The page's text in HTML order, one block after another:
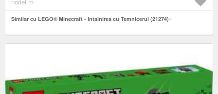
Similar cu LEGO® Minecraft - Intalnirea cu Temnicerul (21274)